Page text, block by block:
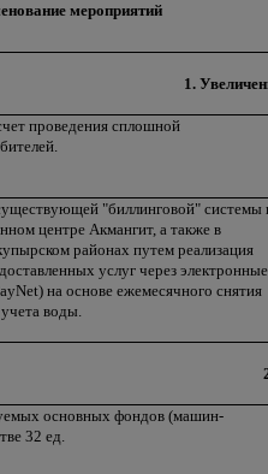
мероприятий
1.
проведения сплошной
"биллинговой" системы
центре Акмангит, а также в
районах путем реализация
услуг через электронные
на основе ежемесячного снятия
воды.
основных фондов (машин-
32 ед.